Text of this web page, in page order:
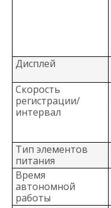
Дисплей
Скорость
регистрации/
интервал
Тип элементов
питания
Время
автономной
работы